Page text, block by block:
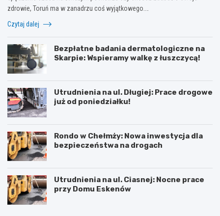
zdrowie, Toruń ma w zanadrzu coś wyjątkowego.…
Czytaj dalej
Bezpłatne badania dermatologiczne na
Skarpie: Wspieramy walkę z łuszczycą!
Utrudnienia na ul. Długiej: Prace drogowe
już od poniedziałku!
Rondo w Chełmży: Nowa inwestycja dla
bezpieczeństwa na drogach
Utrudnienia na ul. Ciasnej: Nocne prace
przy Domu Eskenów